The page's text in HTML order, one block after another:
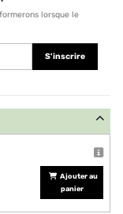
lorsque le
S'inscrire
Ajouter au
panier